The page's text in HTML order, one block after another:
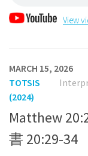
View
MARCH 15, 2026
TOTSIS
(2024)
Matthew
書 20:29-34